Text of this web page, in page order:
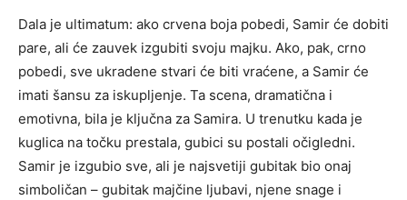
Dala je ultimatum: ako crvena boja pobedi, Samir će dobiti
pare, ali će zauvek izgubiti svoju majku. Ako, pak, crno
pobedi, sve ukradene stvari će biti vraćene, a Samir će
imati šansu za iskupljenje. Ta scena, dramatična i
emotivna, bila je ključna za Samira. U trenutku kada je
kuglica na točku prestala, gubici su postali očigledni.
Samir je izgubio sve, ali je najsvetiji gubitak bio onaj
simboličan – gubitak majčine ljubavi, njene snage i